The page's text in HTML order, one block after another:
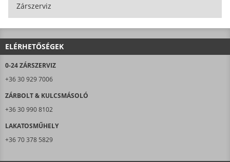
Zárszerviz
ELÉRHETŐSÉGEK
0-24 ZÁRSZERVIZ
+36 30 929 7006
ZÁRBOLT & KULCSMÁSOLÓ
+36 30 990 8102
LAKATOSMŰHELY
+36 70 378 5829